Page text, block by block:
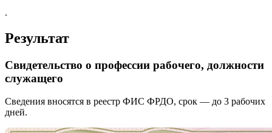
.
Результат
Свидетельство о профессии рабочего, должности
служащего
Сведения вносятся в реестр ФИС ФРДО, срок — до 3 рабочих
дней.